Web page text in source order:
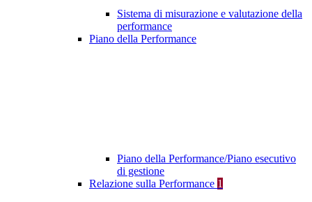
Sistema di misurazione e valutazione della
performance
Piano della Performance
Piano della Performance/Piano esecutivo
di gestione
Relazione sulla Performance 1